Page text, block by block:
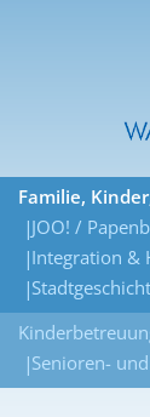
Familie,
JOO! /
Integration &
Senioren-